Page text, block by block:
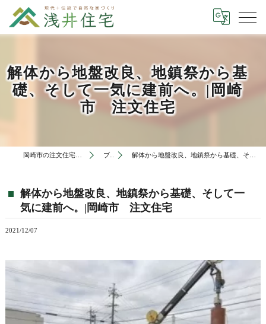
解体から地盤改良、地鎮祭から基
礎、そして一気に建前へ。|岡崎
市 注文住宅
岡崎市の注文住宅は有限会社浅井住宅 ブログ 解体から地盤改良、地鎮祭から基礎、そして一気に建前へ。|岡崎市 注文住宅
解体から地盤改良、地鎮祭から基礎、そして一
気に建前へ。|岡崎市 注文住宅
2021/12/07